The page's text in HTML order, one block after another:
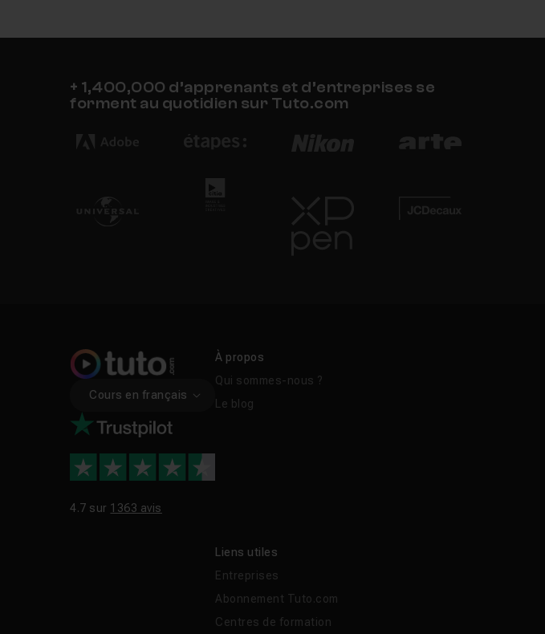
+ 1,400,000 d’apprenants et d’entreprises se
forment au quotidien sur Tuto.com
Cours en français
4.7 sur 1363 avis
À propos
Qui sommes-nous ?
Le blog
Liens utiles
Entreprises
Abonnement Tuto.com
Centres de formation